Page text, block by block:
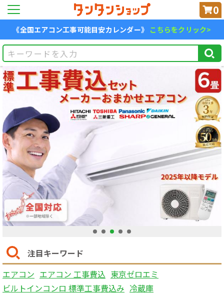
0
《全国エアコン工事可能目安カレンダー》 こちらをクリック>
1 2 3 4 5
注目キーワード
エアコン エアコン 工事費込 東京ゼロエミ
ビルトインコンロ 標準工事費込み 冷蔵庫